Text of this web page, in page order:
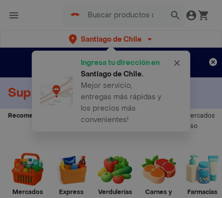
Santiago de Chile
Ingresa tu dirección en
Santiago de Chile.
Mejor servicio,
entregas más rápidas y
los precios más
convenientes!
envíos gratis por semanas
Aplican TyC
Supermercados a Domicilio
Recomendados:
Supermercados
Supermercados
Valparaíso
Mercados Express Verdulerías
Carnes y
Farmacias